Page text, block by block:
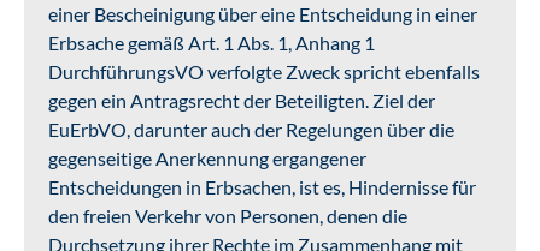
einer Bescheinigung über eine Entscheidung in einer
Erbsache gemäß Art. 1 Abs. 1, Anhang 1
DurchführungsVO verfolgte Zweck spricht ebenfalls
gegen ein Antragsrecht der Beteiligten. Ziel der
EuErbVO, darunter auch der Regelungen über die
gegenseitige Anerkennung ergangener
Entscheidungen in Erbsachen, ist es, Hindernisse für
den freien Verkehr von Personen, denen die
Durchsetzung ihrer Rechte im Zusammenhang mit